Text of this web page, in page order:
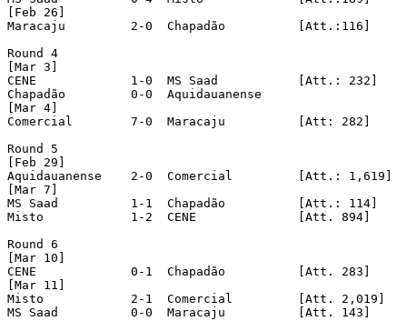
[Feb 26]
Maracaju	 2-0  Chapadão		[Att.:116]
Round 4
[Mar 3]
CENE		 1-0  MS Saad		[Att.: 232]
Chapadão	 0-0  Aquidauanense
[Mar 4]
Comercial	 7-0  Maracaju		[Att: 282]
Round 5
[Feb 29]
Aquidauanense	 2-0  Comercial		[Att.: 1,619]
[Mar 7]
MS Saad		 1-1  Chapadão		[Att.: 114]
Misto		 1-2  CENE		[Att. 894]
Round 6
[Mar 10]
CENE		 0-1  Chapadão		[Att. 283]
[Mar 11]
Misto		 2-1  Comercial		[Att. 2,019]
MS Saad		 0-0  Maracaju		[Att. 143]